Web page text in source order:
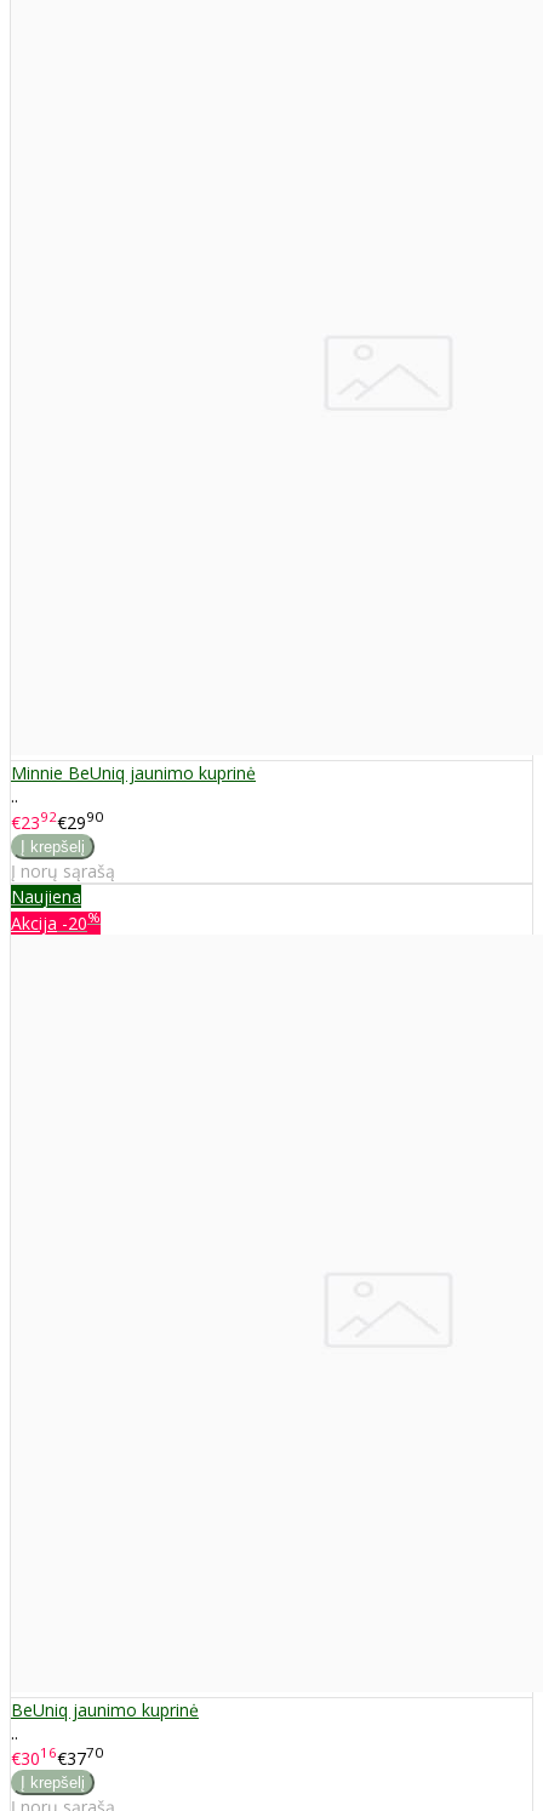
Minnie BeUniq jaunimo kuprinė
..
€2392€2990
Į norų sąrašą
Naujiena
Akcija -20%
BeUniq jaunimo kuprinė
..
€3016€3770